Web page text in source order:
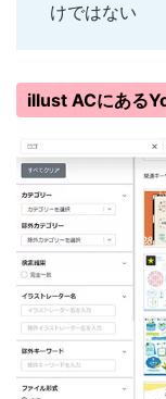
けではない
illust ACにある